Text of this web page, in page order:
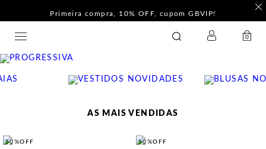
Primeira compra, 10% OFF, cupom GBVIP!
0
AS MAIS VENDIDAS
50%OFF 50%OFF